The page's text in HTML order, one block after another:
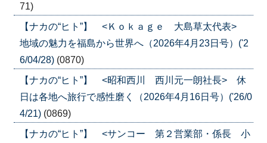
71)
【ナカの“ヒト”】 <Ｋｏｋａｇｅ 大島草太代表>
地域の魅力を福島から世界へ（2026年4月23日号）('2
6/04/28) (0870)
【ナカの“ヒト”】 <昭和西川 西川元一朗社長> 休
日は各地へ旅行で感性磨く（2026年4月16日号）('26/0
4/21) (0869)
【ナカの“ヒト”】 <サンコー 第２営業部・係長 小